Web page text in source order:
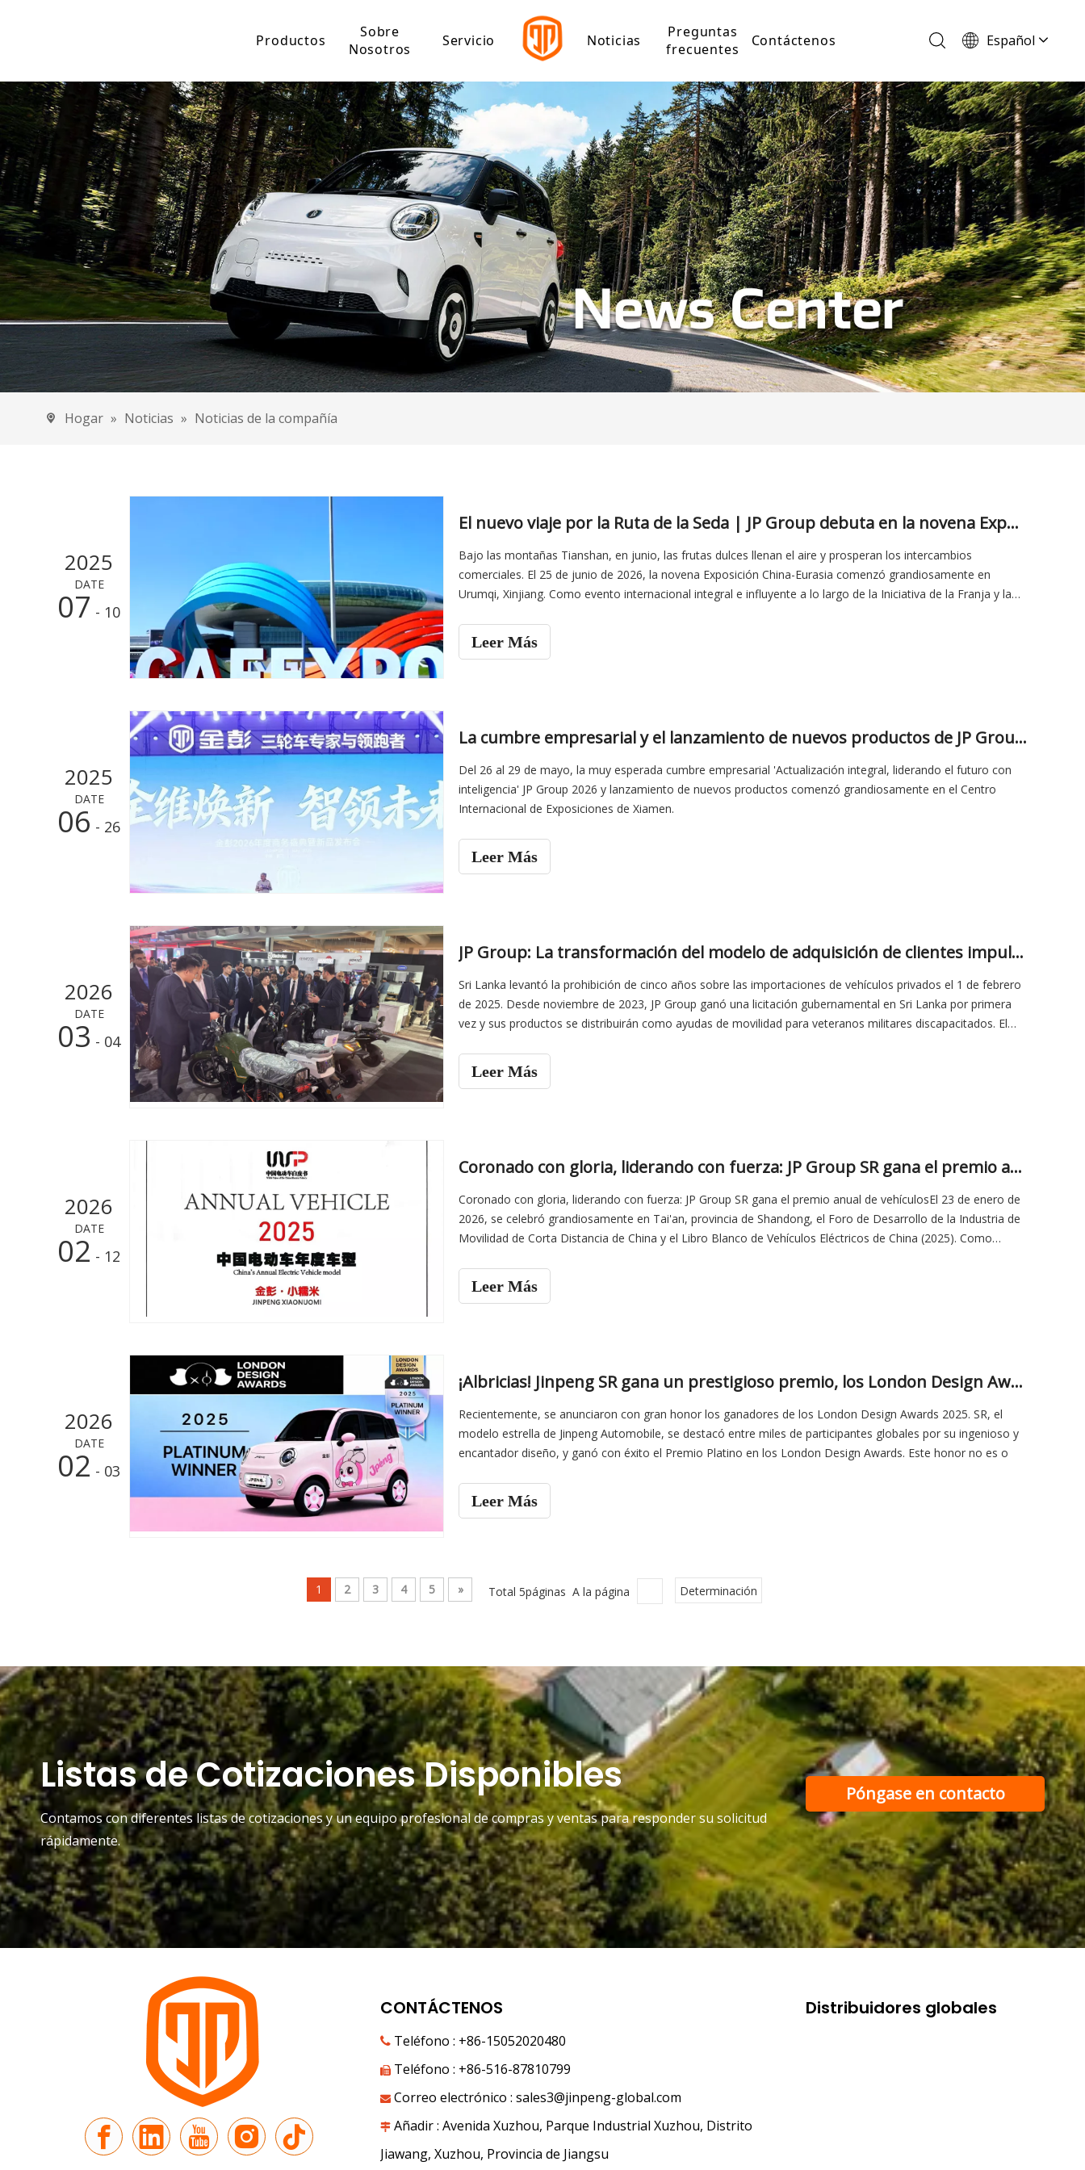
Productos
Capacitor electrolítico
Coche eléctrico
Coche eléctrico de alta velocidad
Coche eléctrico de baja velocidad
Triciclo eléctrico
Triciclo de carga eléctrico
Triciclo eléctrico de ocio
Triciclo eléctrico de pasajeros
Capacitancia de película
Motocicletas eléctricas
Coches CEE
Coche eléctrico CEE
Motocicleta eléctrica CEE
Triciclo eléctrico CEE
Sobre
Nosotros
Perfil de la empresa
Hito de Jinpeng
Servicio
Centro de descargas
Noticias
Preguntas
frecuentes
Contáctenos Español
Français
Português
Deutsch
Italiano
Hogar » Noticias » Noticias de la compañía
2025
DATE
07 - 10
El nuevo viaje por la Ruta de la Seda | JP Group debuta en la novena Expo China-Eurasia
Bajo las montañas Tianshan, en junio, las frutas dulces llenan el aire y prosperan los intercambios
comerciales. El 25 de junio de 2026, la novena Exposición China-Eurasia comenzó grandiosamente en
Urumqi, Xinjiang. Como evento internacional integral e influyente a lo largo de la Iniciativa de la Franja y la
Leer Más
2025
DATE
06 - 26
La cumbre empresarial y el lanzamiento de nuevos productos de JP Group 2026 concluye con éxito | Actualización integral, liderando el futuro con inteligencia
Del 26 al 29 de mayo, la muy esperada cumbre empresarial 'Actualización integral, liderando el futuro con
inteligencia' JP Group 2026 y lanzamiento de nuevos productos comenzó grandiosamente en el Centro
Internacional de Exposiciones de Xiamen.
Leer Más
2026
DATE
03 - 04
JP Group: La transformación del modelo de adquisición de clientes impulsa un rápido crecimiento del rendimiento
Sri Lanka levantó la prohibición de cinco años sobre las importaciones de vehículos privados el 1 de febrero
de 2025. Desde noviembre de 2023, JP Group ganó una licitación gubernamental en Sri Lanka por primera
vez y sus productos se distribuirán como ayudas de movilidad para veteranos militares discapacitados. El
Leer Más
2026
DATE
02 - 12
Coronado con gloria, liderando con fuerza: JP Group SR gana el premio anual de vehículos
Coronado con gloria, liderando con fuerza: JP Group SR gana el premio anual de vehículosEl 23 de enero de
2026, se celebró grandiosamente en Tai'an, provincia de Shandong, el Foro de Desarrollo de la Industria de
Movilidad de Corta Distancia de China y el Libro Blanco de Vehículos Eléctricos de China (2025). Como
Leer Más
2026
DATE
02 - 03
¡Albricias! Jinpeng SR gana un prestigioso premio, los London Design Awards son testigos de la fortaleza del diseño chino
Recientemente, se anunciaron con gran honor los ganadores de los London Design Awards 2025. SR, el
modelo estrella de Jinpeng Automobile, se destacó entre miles de participantes globales por su ingenioso y
encantador diseño, y ganó con éxito el Premio Platino en los London Design Awards. Este honor no es o
Leer Más
1 2 3 4 5 » Total 5páginas A la página Determinación
Listas de Cotizaciones Disponibles
Contamos con diferentes listas de cotizaciones y un equipo profesional de compras y ventas para responder su solicitud
rápidamente.
Póngase en contacto
con nuestro equipo de
soporte
CONTÁCTENOS
 Teléfono : +86-15052020480
 Teléfono : +86-516-87810799
 Correo electrónico :sales3@jinpeng-global.com
 Añadir : Avenida Xuzhou, Parque Industrial Xuzhou, Distrito
Jiawang, Xuzhou, Provincia de Jiangsu
Distribuidores globales